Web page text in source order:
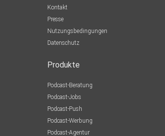
Kontakt
Presse
Nutzungsbedingungen
Datenschutz
Produkte
Podcast-Beratung
Podcast-Jobs
Podcast-Push
Podcast-Werbung
Podcast-Agentur